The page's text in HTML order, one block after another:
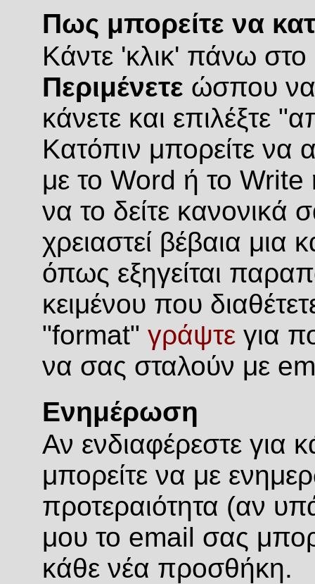
Πως μπορείτε να
Κάντε 'κλικ' πάνω στο
Περιμένετε ώσπου να
κάνετε και επιλέξτε
Κατόπιν μπορείτε να
με το Word ή το
να το δείτε
χρειαστεί βέβαια μια
όπως εξηγείται
κειμένου που
"format" γράψτε για
να σας σταλούν με
Ενημέρωση
Αν ενδιαφέρεστε για
μπορείτε να με
προτεραιότητα (αν
μου το email σας
κάθε νέα προσθήκη.